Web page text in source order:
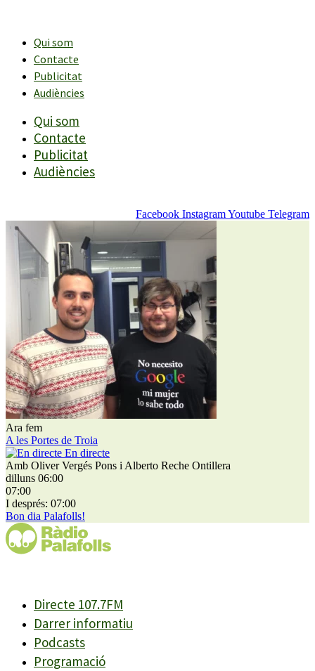
contingutQui som
Contacte
Publicitat
Audiències
Qui som
Contacte
Publicitat
Audiències
Facebook InstagramYoutube Telegram
Ara fem
A les Portes de Troia
En directe
Amb Oliver Vergés Pons i Alberto Reche Ontillera
dilluns 06:00
07:00
I després: 07:00
Bon dia Palafolls!
Directe 107.7FM
Darrer informatiu
Podcasts
Programació